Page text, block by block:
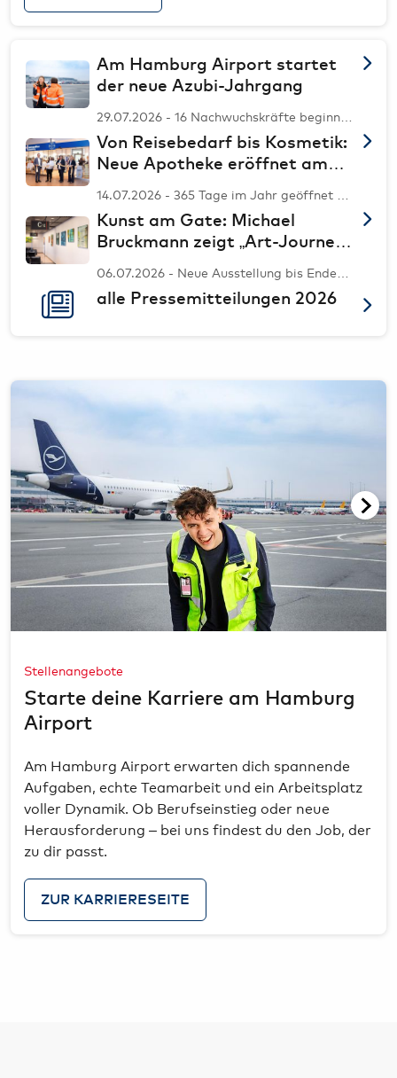
Am Hamburg Airport startet
der neue Azubi-Jahrgang
29.07.2026 - 16 Nachwuchskräfte beginnen
in acht Berufsfeldern – darunter zwei neue
Ausbildungsberufe // Bewerbungen für
2027 ab sofort möglich: Ausbildung und
Von Reisebedarf bis Kosmetik:
Neue Apotheke eröffnet am
14.07.2026 - 365 Tage im Jahr geöffnet –
mit Sortiment für Alltag, Reise und
spontane Bedürfnisse
Kunst am Gate: Michael
Bruckmann zeigt „Art-Journey“
06.07.2026 - Neue Ausstellung bis Ende
September am Kunst-Gate //
Acrylarbeiten verbinden persönliche
alle Pressemitteilungen 2026
Starte deine Karriere am Hamburg
Airport
Stellenangebote
Am Hamburg Airport erwarten dich spannende
Aufgaben, echte Teamarbeit und ein Arbeitsplatz
voller Dynamik. Ob Berufseinstieg oder neue
Herausforderung – bei uns findest du den Job, der
zu dir passt.
ZUR KARRIERESEITE